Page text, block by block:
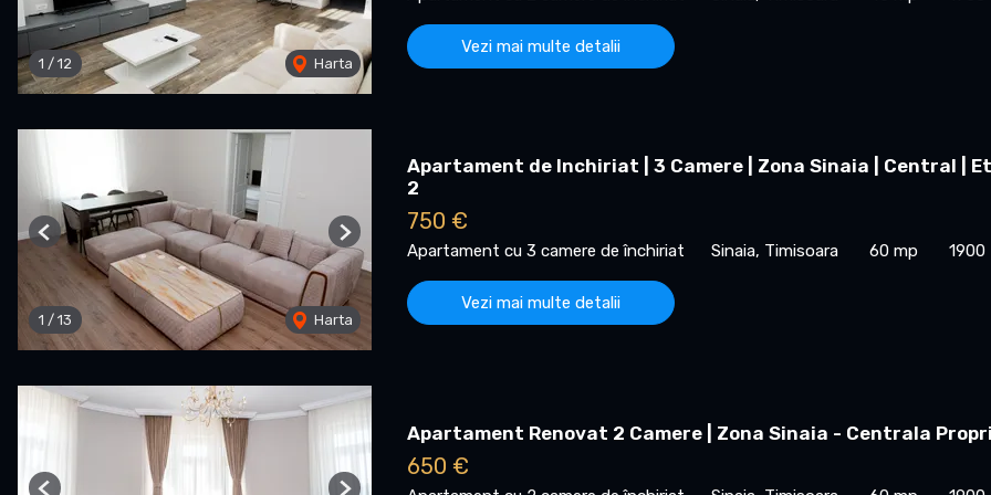
1 / 12 Harta
Vezi mai multe detalii
1 / 13 Harta
Previous Next
Apartament de Inchiriat | 3 Camere | Zona Sinaia | Central |
2
750 €
Apartament cu 3 camere de închiriat Sinaia, Timisoara 60 mp 1900
Vezi mai multe detalii
Apartament Renovat 2 Camere | Zona Sinaia - Centrala
650 €